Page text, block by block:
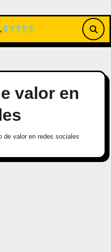
valor en
de valor en redes sociales